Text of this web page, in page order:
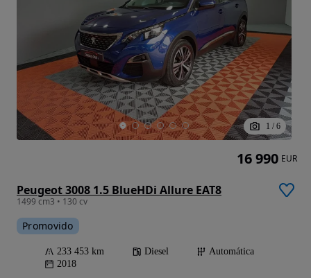
1 / 6
Peugeot 3008 1.5 BlueHDi Allure EAT8
1499 cm3 • 130 cv
Promovido
233 453 km Diesel
Automática
2018
16 990 EUR